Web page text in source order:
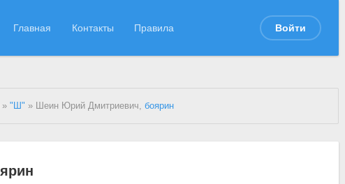
Главная Контакты Правила Войти
»"Ш" » Шеин Юрий Дмитриевич,боярин